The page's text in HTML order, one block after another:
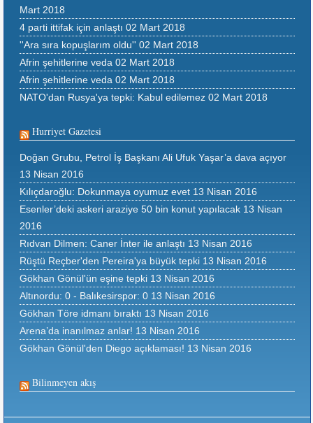
Mart 2018
4 parti ittifak için anlaştı 02 Mart 2018
''Ara sıra kopuşlarım oldu'' 02 Mart 2018
Afrin şehitlerine veda 02 Mart 2018
Afrin şehitlerine veda 02 Mart 2018
NATO'dan Rusya'ya tepki: Kabul edilemez 02 Mart 2018
Hurriyet Gazetesi
Doğan Grubu, Petrol İş Başkanı Ali Ufuk Yaşar’a dava açıyor
13 Nisan 2016
Kılıçdaroğlu: Dokunmaya oyumuz evet 13 Nisan 2016
Esenler’deki askeri araziye 50 bin konut yapılacak 13 Nisan
2016
Rıdvan Dilmen: Caner İnter ile anlaştı 13 Nisan 2016
Rüştü Reçber'den Pereira'ya büyük tepki 13 Nisan 2016
Gökhan Gönül'ün eşine tepki 13 Nisan 2016
Altınordu: 0 - Balıkesirspor: 0 13 Nisan 2016
Gökhan Töre idmanı bıraktı 13 Nisan 2016
Arena’da inanılmaz anlar! 13 Nisan 2016
Gökhan Gönül'den Diego açıklaması! 13 Nisan 2016
Bilinmeyen akış